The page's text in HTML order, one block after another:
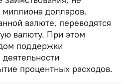
долларов,
валюте, переводятся
валюту. При этом
поддержки
процентных расходов.